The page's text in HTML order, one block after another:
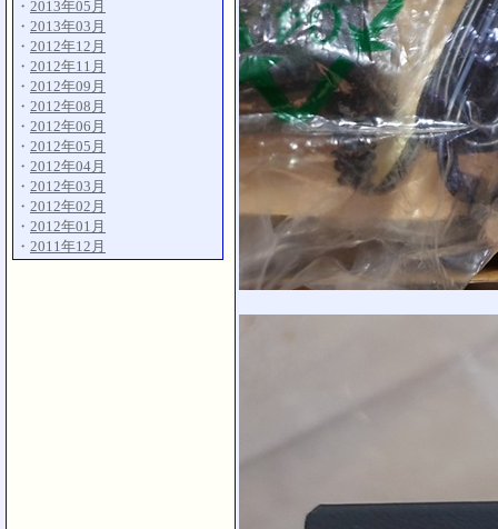
・ 2013年05月
・ 2013年03月
・ 2012年12月
・ 2012年11月
・ 2012年09月
・ 2012年08月
・ 2012年06月
・ 2012年05月
・ 2012年04月
・ 2012年03月
・ 2012年02月
・ 2012年01月
・ 2011年12月